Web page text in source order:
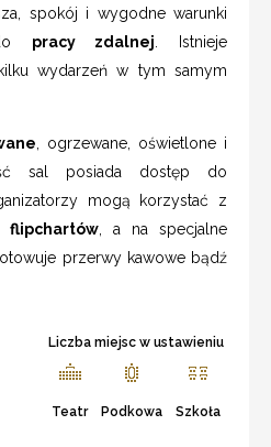
spokój i wygodne warunki
pracy zdalnej . Istnieje
wydarzeń w tym samym
, ogrzewane, oświetlone i
sal posiada dostęp do
mogą korzystać z
flipchartów , a na specjalne
przerwy kawowe bądź
Liczba miejsc w ustawieniu
Teatr Podkowa Szkoła